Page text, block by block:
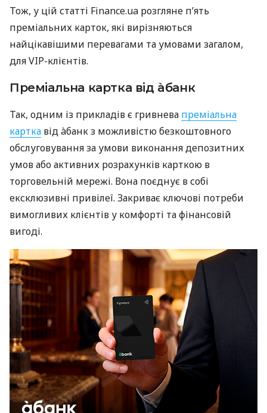
Тож, у цій статті Finance.ua розгляне п’ять
преміальних карток, які вирізняються
найцікавішими перевагами та умовами загалом,
для VIP-клієнтів.
Преміальна картка від àбанк
Так, одним із прикладів є гривнева преміальна
картка від àбанк з можливістю безкоштовного
обслуговування за умови виконання депозитних
умов або активних розрахунків карткою в
торговельній мережі. Вона поєднує в собі
ексклюзивні привілеї. Закриває ключові потреби
вимогливих клієнтів у комфорті та фінансовій
вигоді.